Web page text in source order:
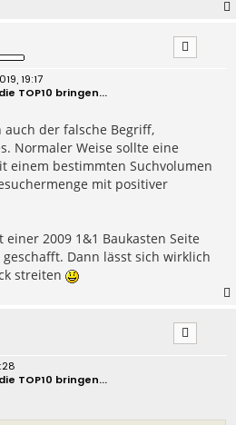
19:17
TOP10 bringen...
der falsche Begriff,
Normaler Weise sollte eine
einem bestimmten Suchvolumen
mit positiver
2009 1&1 Baukasten Seite
Dann lässt sich wirklich
streiten
TOP10 bringen...